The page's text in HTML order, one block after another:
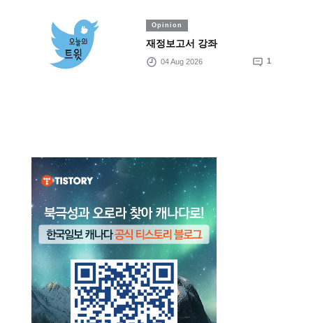
Opinion
재정보고서 강좌
04 Aug 2026 1